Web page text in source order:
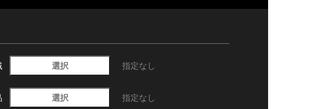
選択 指定なし
選択 指定なし